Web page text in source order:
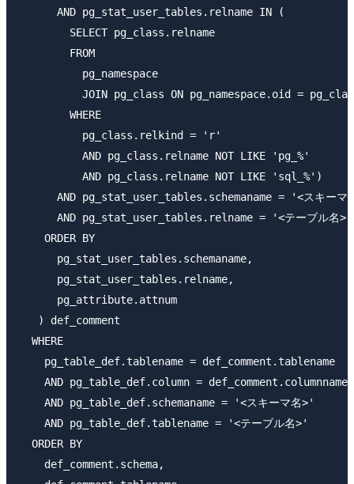
      AND pg_stat_user_tables.relname IN (
        SELECT pg_class.relname
        FROM
          pg_namespace
JOIN pg_class ON pg_namespace.oid =
        WHERE
          pg_class.relkind = 'r'
          AND pg_class.relname NOT LIKE 'pg_%'
          AND pg_class.relname NOT LIKE 'sql_%')
AND pg_stat_user_tables.schemaname = '<スキーマ
      AND pg_stat_user_tables.relname = '<テーブル名>'
    ORDER BY
      pg_stat_user_tables.schemaname,
      pg_stat_user_tables.relname,
      pg_attribute.attnum
   ) def_comment
  WHERE
    pg_table_def.tablename = def_comment.tablename
    AND pg_table_def.column = def_comment.columnname
    AND pg_table_def.schemaname = '<スキーマ名>'
    AND pg_table_def.tablename = '<テーブル名>'
  ORDER BY
    def_comment.schema,